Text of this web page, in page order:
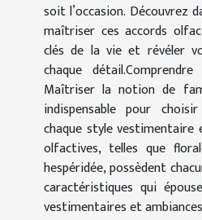
soit l’occasion. Découvrez
maîtriser ces accords
clés de la vie et révéler
chaque
Maîtriser la notion de
indispensable pour
chaque style vestimentaire
olfactives, telles que
hespéridée, possèdent
caractéristiques qui
vestimentaires et